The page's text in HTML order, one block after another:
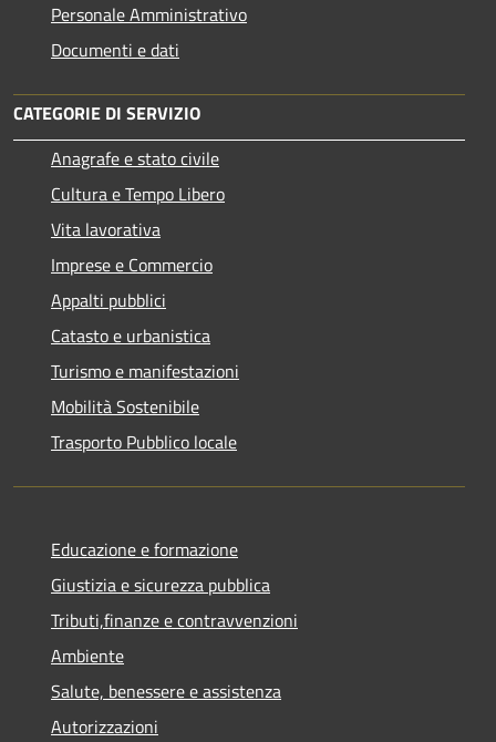
Personale Amministrativo
Documenti e dati
CATEGORIE DI SERVIZIO
Anagrafe e stato civile
Cultura e Tempo Libero
Vita lavorativa
Imprese e Commercio
Appalti pubblici
Catasto e urbanistica
Turismo e manifestazioni
Mobilità Sostenibile
Trasporto Pubblico locale
Educazione e formazione
Giustizia e sicurezza pubblica
Tributi,finanze e contravvenzioni
Ambiente
Salute, benessere e assistenza
Autorizzazioni